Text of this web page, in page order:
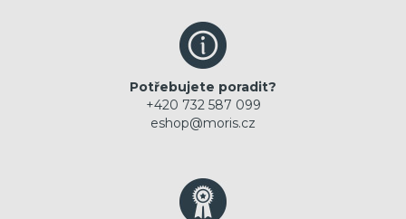
Potřebujete poradit?
+420 732 587 099
eshop@moris.cz